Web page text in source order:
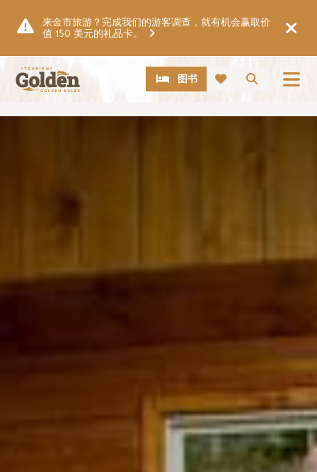
来金市旅游？完成我们的游客调查，就有机会赢取价
值 150 美元的礼品卡。
搜索
CTA图书